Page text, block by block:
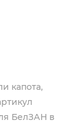
капота,
БелЗАН в